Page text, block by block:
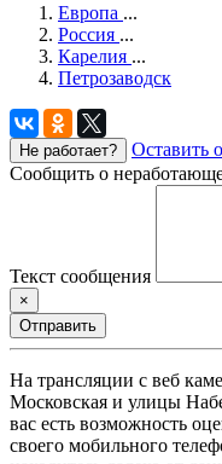
Европа ...
Россия ...
Карелия ...
Петрозаводск
Не работает?
Оставить
Сообщить о
Текст сообщения
×
Отправить
На трансляции с веб
Московская и улицы
вас есть возможность
своего мобильного